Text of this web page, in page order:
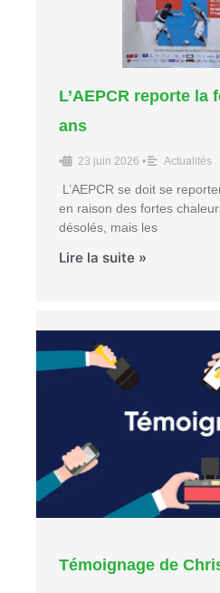
L’AEPCR reporte la
ans
• 23 juin 2026 • Actualités
L’AEPCR se doit se
en raison des fortes
désolés, mais les
Lire la suite »
Témoignage de